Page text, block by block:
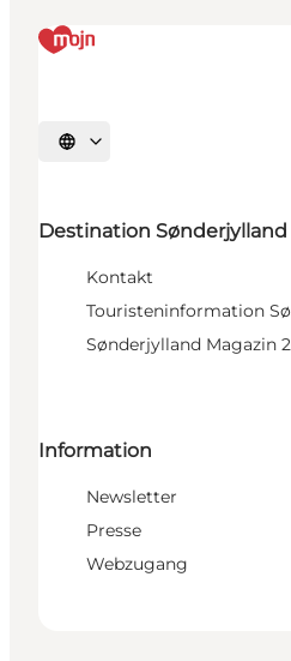
Sprache auswählen
Destination Sønderjylland
Kontakt
Touristeninformation
Sønderjylland Magazin
Information
Newsletter
Presse
Webzugang